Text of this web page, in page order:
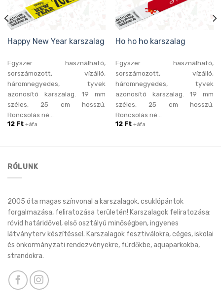
Happy New Year karszalag
Egyszer használható,
sorszámozott, vízálló,
háromnegyedes, tyvek
azonosító karszalag. 19 mm
széles, 25 cm hosszú.
Roncsolás né...
12 Ft +áfa
Ho ho ho karszalag
Egyszer használható,
sorszámozott, vízálló,
háromnegyedes, tyvek
azonosító karszalag. 19 mm
széles, 25 cm hosszú.
Roncsolás né...
12 Ft +áfa
RÓLUNK
2005 óta magas színvonal a karszalagok, csuklópántok
forgalmazása, feliratozása területén! Karszalagok feliratozása:
rövid határidővel, első osztályú minőségben, ingyenes
látványterv készítéssel. Karszalagok fesztiválokra, céges, iskolai
és önkormányzati rendezvényekre, fürdőkbe, aquaparkokba,
strandokra.